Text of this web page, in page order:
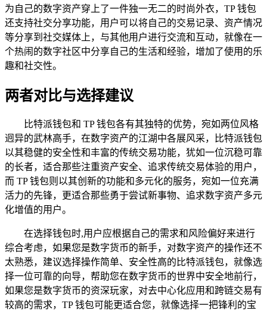
为自己的数字资产穿上了一件独一无二的时尚外衣，TP 钱包
还支持社交分享功能，用户可以将自己的交易记录、资产情况
等分享到社交媒体上，与其他用户进行交流和互动，就像在一
个热闹的数字社区中分享自己的生活和经验，增加了使用的乐
趣和社交性。
两者对比与选择建议
比特派钱包和 TP 钱包各有其独特的优势，宛如两位风格
迥异的武林高手，在数字资产的江湖中各展风采，比特派钱包
以其稳健的安全性和丰富的传统交易功能，犹如一位沉稳可靠
的长者，适合那些注重资产安全、追求传统交易体验的用户，
而 TP 钱包则以其创新的功能和多元化的服务，宛如一位充满
活力的先锋，更适合那些勇于尝试新事物、追求数字资产多元
化增值的用户。
在选择钱包时,用户应根据自己的需求和风险偏好来进行
综合考虑，如果您是数字货币的新手，对数字资产的操作还不
太熟悉，建议选择操作简单、安全性高的比特派钱包，就像选
择一位可靠的向导，帮助您在数字货币的世界中安全地前行，
如果您是数字货币的资深玩家，对去中心化应用和跨链交易有
较高的需求，TP 钱包可能更适合您，就像选择一把锋利的宝